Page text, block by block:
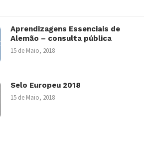
Aprendizagens Essenciais de
Alemão – consulta pública
15 de Maio, 2018
Selo Europeu 2018
15 de Maio, 2018